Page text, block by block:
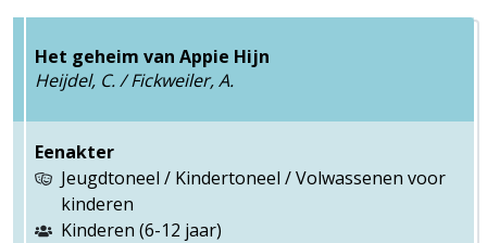
Het geheim van Appie Hijn
Heijdel, C. / Fickweiler, A.
Eenakter
Jeugdtoneel / Kindertoneel / Volwassenen voor
kinderen
Kinderen (6-12 jaar)